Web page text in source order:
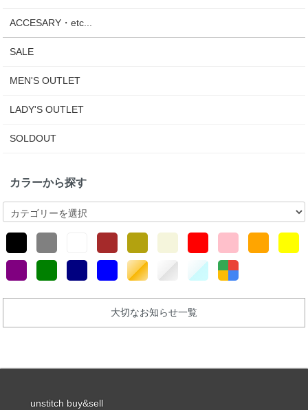
ACCESARY・etc...
SALE
MEN'S OUTLET
LADY'S OUTLET
SOLDOUT
カラーから探す
大切なお知らせ一覧
unstitch buy&sell